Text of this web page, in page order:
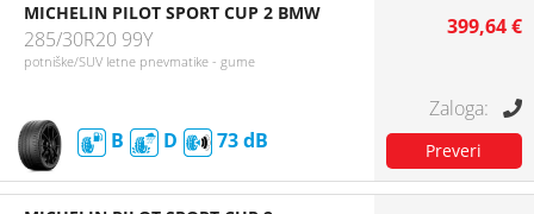
MICHELIN PILOT SPORT CUP 2 BMW
285/30R20 99Y
potniške/SUV letne pnevmatike - gume
B D 73
399,64 €